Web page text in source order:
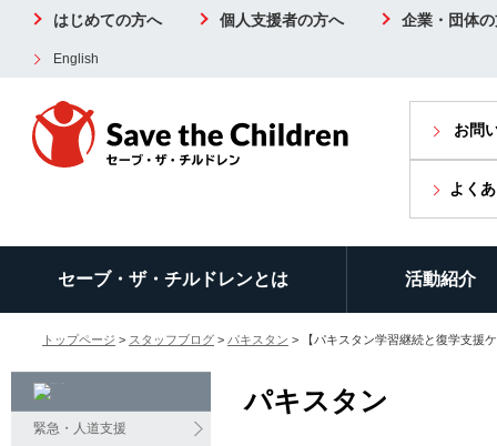
はじめての方へ 個人支援者の方へ 企業・団体
English
お問
よく
セーブ・ザ・チルドレンとは 活動紹介
トップページ > スタッフブログ > パキスタン > 【パキスタン学習継続と復学支援
緊急・人道支援
パキスタン